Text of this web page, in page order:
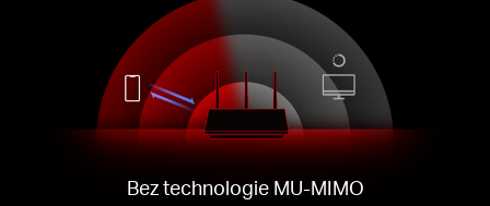
Bez technologie MU-MIMO